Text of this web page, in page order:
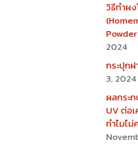
วิธีทำผ
2024
กระปุก
3, 2024
ผลกระ
UV ต่อ
ทำไมไม่